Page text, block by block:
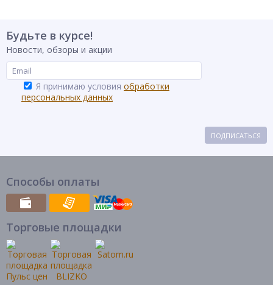
Будьте в курсе!
Новости, обзоры и акции
Я принимаю условия обработки
персональных данных
ПОДПИСАТЬСЯ
Способы оплаты
Торговые площадки